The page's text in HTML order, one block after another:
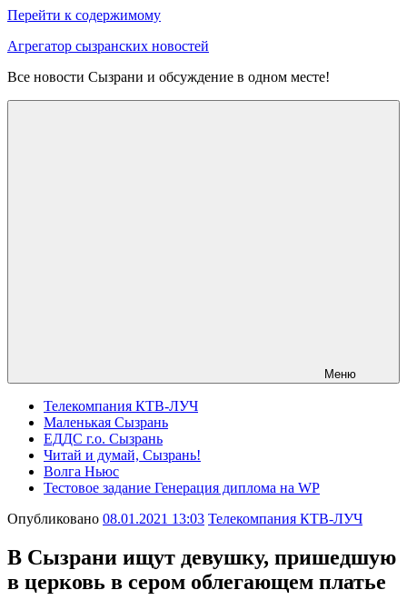
Перейти к содержимому
Агрегатор сызранских новостей
Все новости Сызрани и обсуждение в одном месте!
Меню
Телекомпания КТВ-ЛУЧ
Маленькая Сызрань
ЕДДС г.о. Сызрань
Читай и думай, Сызрань!
Волга Ньюс
Тестовое задание Генерация диплома на WP
Опубликовано 08.01.2021 13:03 Телекомпания КТВ-ЛУЧ
В Сызрани ищут девушку, пришедшую
в церковь в сером облегающем платье